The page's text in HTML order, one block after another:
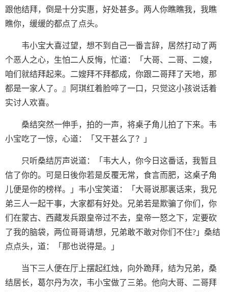
跟他结拜，倒是十分实惠，好处甚多。两人你瞧瞧我，我瞧
瞧你，缓缓的都点了点头。
韦小宝大喜过望，想不到自己一番言辞，居然打动了两
个恶人之心，生怕二人反悔，忙道：「大哥、二哥、二嫂，
咱们就结拜起来。二嫂拜不拜都成，你跟二哥拜了天地，那
都是一家人了。』阿琪红着脸啐了一口，只觉这小孩说话着
实讨人欢喜。
桑结突然一伸手，拍的一声，将桌子角儿拍了下来。韦
小宝吃了一惊，心道：「又干甚么了？」
只听桑结厉声说道：「韦大人，你今日这番话，我暂且
信了你的。可是日後你若是反覆无常，食言而肥，这桌子角
儿便是你的榜样。」韦小宝笑道：「大哥说那裏话来，我兄
弟三人一起干事，大家都有好处。兄弟若是欺骗了你们，你
们在蒙古、西藏发兵跟皇帝过不去，皇帝一怒之下，定要砍
了我的脑袋，两位哥哥请想，兄弟敢不敢对你们不住?」桑结
点点头，道：「那也说得是。」
当下三人便在厅上摆起红烛，向外跪拜，结为兄弟，桑
结居长，葛尔丹为次，韦小宝做了三弟。他向大哥、二哥拜